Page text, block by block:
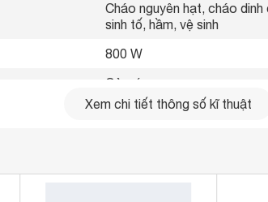
Cháo nguyên hạt, cháo
sinh tố, hầm, vệ sinh
800 W
Cảm ứng
Nâng cấp thêm chế độ sữa
Ba lớp chống trào tuyệt đối
Xem chi tiết thông số kĩ thuật